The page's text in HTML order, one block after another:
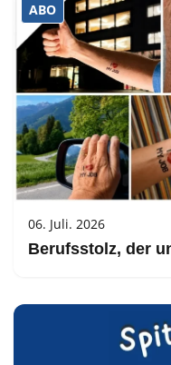
ABO
06. Juli. 2026
Berufsstolz, der